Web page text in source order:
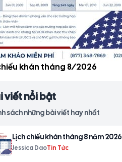
khán tháng 8/2026
viết nổi bật
sách những bài viết hay nhất
Lịch chiếu khán tháng 8 năm 2026
Jessica DaoTin Tức